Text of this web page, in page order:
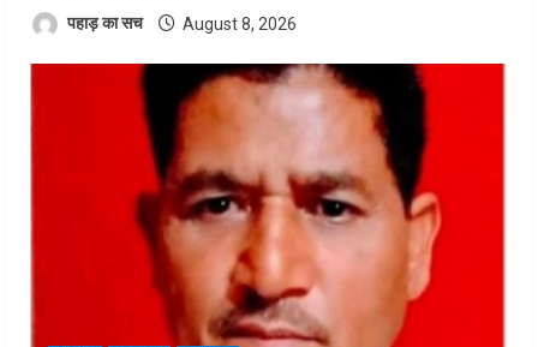
पहाड़ का सच August 8, 2026